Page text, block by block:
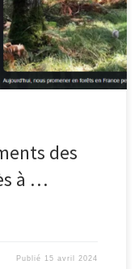
des
à …
Publié 15 avril 2024